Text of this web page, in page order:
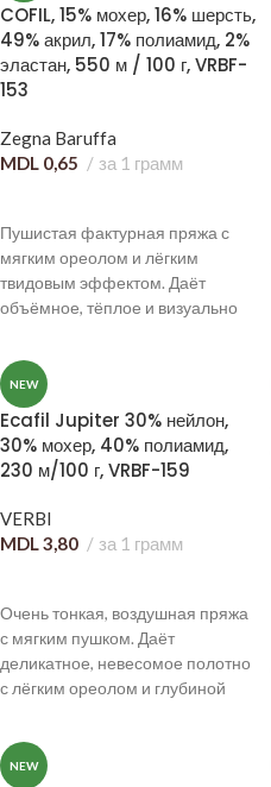
COFIL, 15% мохер, 16% шерсть,
49% акрил, 17% полиамид, 2%
эластан, 550 м / 100 г, VRBF-
153
Zegna Baruffa
MDL 0,65 за 1 грамм
Пушистая фактурная пряжа с
мягким ореолом и лёгким
твидовым эффектом. Даёт
объёмное, тёплое и визуально
текстурой.
NEW
Ecafil Jupiter 30% нейлон,
30% мохер, 40% полиамид,
230 м/100 г, VRBF-159
VERBI
MDL3,80 за 1 грамм
Очень тонкая, воздушная пряжа
с мягким пушком. Даёт
деликатное, невесомое полотно
с лёгким ореолом и глубиной
NEW